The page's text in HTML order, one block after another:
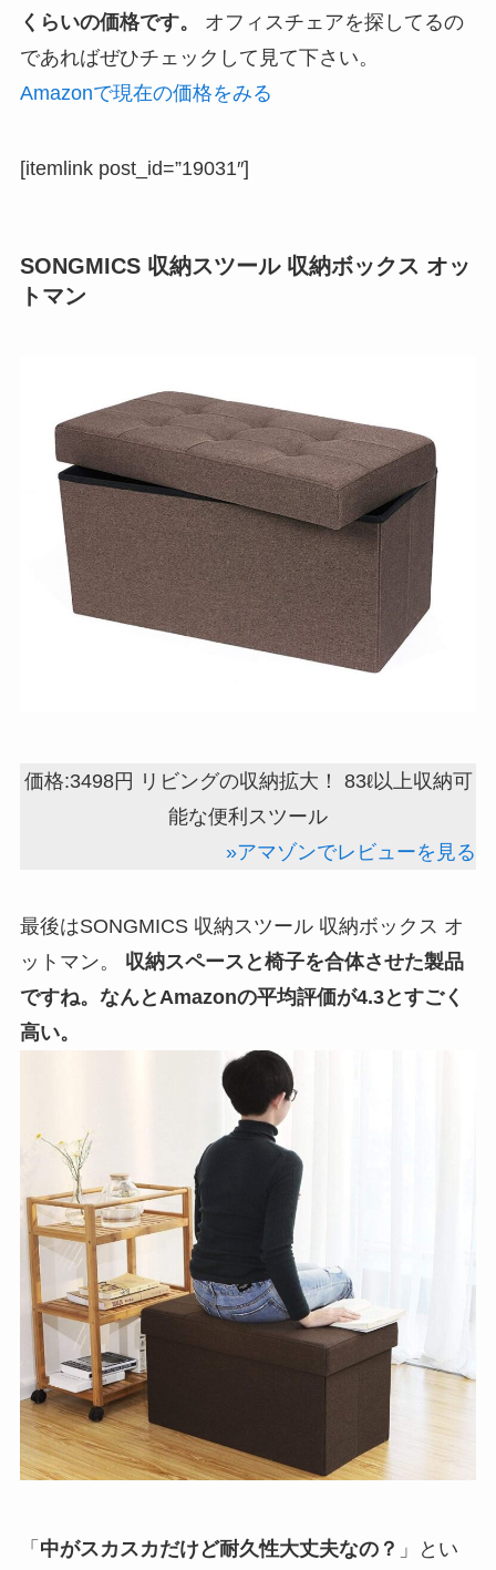
くらいの価格です。
オフィスチェアを探してるの
であればぜひチェックして見て下さい。
Amazonで現在の価格をみる
[itemlink post_id=”19031″]
SONGMICS 収納スツール 収納ボックス オッ
トマン
価格:3498円 リビングの収納拡大！ 83ℓ以上収納可
能な便利スツール
»アマゾンでレビューを見る
最後はSONGMICS 収納スツール 収納ボックス オ
ットマン。 収納スペースと椅子を合体させた製品
ですね。なんとAmazonの平均評価が4.3とすごく
高い。
「 中がスカスカだけど耐久性大丈夫なの？ 」とい